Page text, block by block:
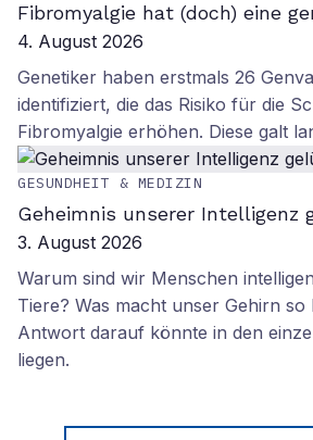
Fibromyalgie hat (doch) eine
4. August 2026
Genetiker haben erstmals 26
identifiziert, die das Risiko für die
Fibromyalgie erhöhen. Diese galt
GESUNDHEIT & MEDIZIN
Geheimnis unserer Intelligenz
3. August 2026
Warum sind wir Menschen
Tiere? Was macht unser Gehirn so
Antwort darauf könnte in den
liegen.